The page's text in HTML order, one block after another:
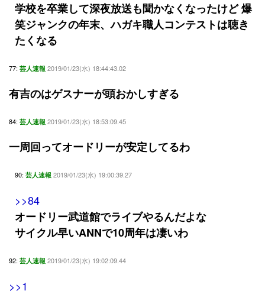
学校を卒業して深夜放送も聞かなくなったけど 爆
笑ジャンクの年末、ハガキ職人コンテストは聴き
たくなる
77: 芸人速報 2019/01/23(水) 18:44:43.02
有吉のはゲスナーが頭おかしすぎる
84: 芸人速報 2019/01/23(水) 18:53:09.45
一周回ってオードリーが安定してるわ
90: 芸人速報 2019/01/23(水) 19:00:39.27
>>84
オードリー武道館でライブやるんだよな
サイクル早いANNで10周年は凄いわ
92: 芸人速報 2019/01/23(水) 19:02:09.44
>>1